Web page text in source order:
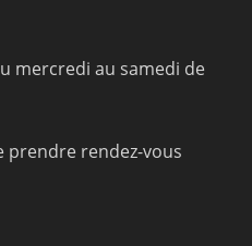
mercredi au samedi de
prendre rendez-vous